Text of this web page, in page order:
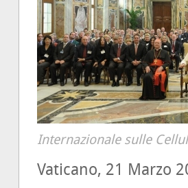
Internazionale sulle
Vaticano, 21 Marzo